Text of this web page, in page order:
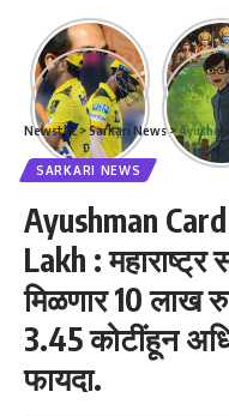
Newstkc>Sarkari News>Ayushman Card Free
SARKARI NEWS
Ayushman
Lakh : महाराष्ट्र
मिळणार 10 लाख
3.45 कोटींहून
फायदा.